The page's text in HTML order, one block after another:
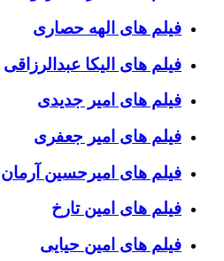
فیلم های الهه حصاری
فیلم های الیکا عبدالرزاقی
فیلم های امیر جدیدی
فیلم های امیر جعفری
فیلم های امیرحسین آرمان
فیلم های امین تارخ
فیلم های امین حیایی